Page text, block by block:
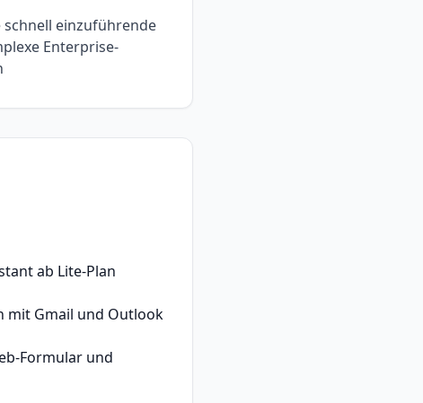
einzuführende
Enterprise-
ab Lite-Plan
mit Gmail und Outlook
Formular und